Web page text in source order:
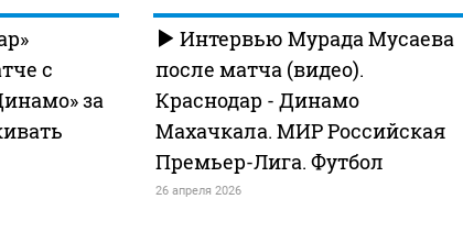
с
за
Интервью Мурада Мусаева
после матча (видео).
Краснодар - Динамо
Махачкала. МИР Российская
Премьер-Лига. Футбол
26 апреля 2026